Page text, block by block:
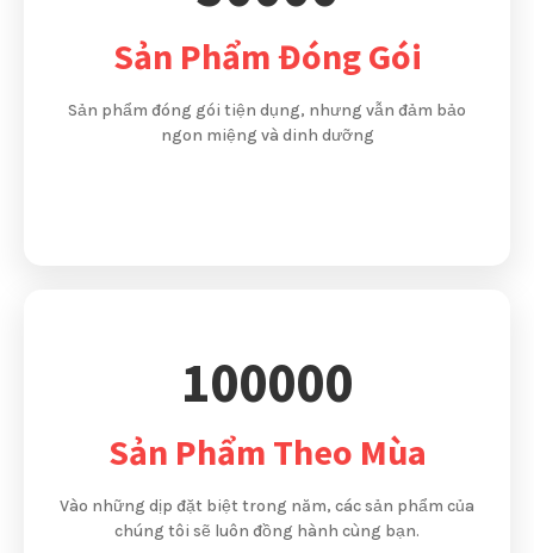
Sản Phẩm Đóng Gói
Sản phẩm đóng gói tiện dụng, nhưng vẫn đảm bảo
ngon miệng và dinh dưỡng
100000
Sản Phẩm Theo Mùa
Vào những dịp đặt biệt trong năm, các sản phẩm của
chúng tôi sẽ luôn đồng hành cùng bạn.